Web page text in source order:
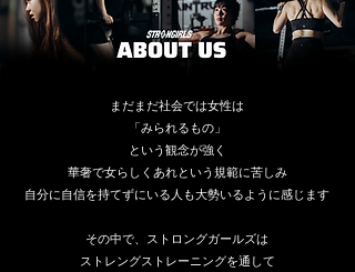
まだまだ社会では女性は
「みられるもの」
という観念が強く
華奢で女らしくあれという規範に苦しみ
自分に自信を持てずにいる人も大勢いるように感じます
その中で、ストロングガールズは
ストレングストレーニングを通して